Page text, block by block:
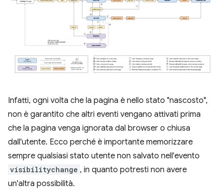
Infatti, ogni volta che la pagina è nello stato "nascosto",
non è garantito che altri eventi vengano attivati prima
che la pagina venga ignorata dal browser o chiusa
dall'utente. Ecco perché è importante memorizzare
sempre qualsiasi stato utente non salvato nell'evento
visibilitychange , in quanto potresti non avere
un'altra possibilità.